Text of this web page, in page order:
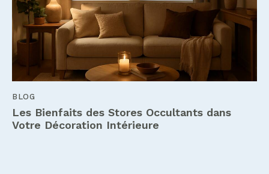
BLOG
Les Bienfaits des Stores Occultants dans
Votre Décoration Intérieure